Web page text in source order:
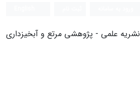
نشریه علمی - پژوهشی مرتع و آبخیزداری